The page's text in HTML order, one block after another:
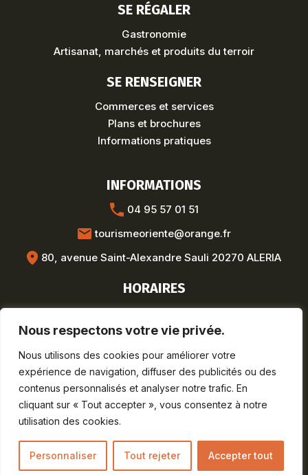
Nous respectons votre vie privée.
Nous utilisons des cookies pour améliorer votre
expérience de navigation, diffuser des publicités ou des
contenus personnalisés et analyser notre trafic. En
cliquant sur « Tout accepter », vous consentez à notre
utilisation des cookies.
Personnaliser Tout rejeter Accepter tout
SE RÉGALER
Gastronomie
Artisanat, marchés et produits du terroir
SE RENSEIGNER
Commerces et services
Plans et brochures
Informations pratiques
INFORMATIONS
04 95 57 01 51
tourismeoriente@orange.fr
80, avenue Saint-Alexandre Sauli 20270 ALERIA
HORAIRES
Lun-Ven : 8h30-12h / 13h30-17h
Lun-Sam : 9h-19h
Dim : 9h-12h30
Mentions légales
©Arobase.fr – Tous droits réservés